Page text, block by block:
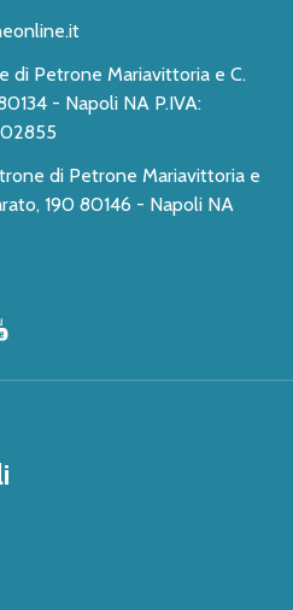
di Petrone Mariavittoria e C.
di Petrone Mariavittoria e
190 80146 - Napoli NA